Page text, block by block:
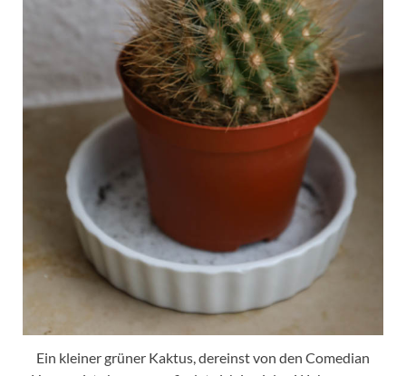
Ein kleiner grüner Kaktus, dereinst von den Comedian